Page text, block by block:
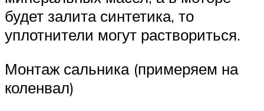
будет залита синтетика, то
уплотнители могут раствориться.
Монтаж сальника (примеряем на
коленвал)